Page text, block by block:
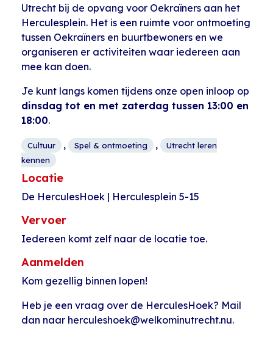
Utrecht bij de opvang voor Oekraïners aan het
Herculesplein. Het is een ruimte voor ontmoeting
tussen Oekraïners en buurtbewoners en we
organiseren er activiteiten waar iedereen aan
mee kan doen.
Je kunt langs komen tijdens onze open inloop op
dinsdag tot en met zaterdag tussen 13:00 en
18:00.
Cultuur , Spel & ontmoeting ,
Utrecht leren
kennen
Locatie
De HerculesHoek | Herculesplein 5-15
Vervoer
Iedereen komt zelf naar de locatie toe.
Aanmelden
Kom gezellig binnen lopen!
Heb je een vraag over de HerculesHoek? Mail
dan naar herculeshoek@welkominutrecht.nu.